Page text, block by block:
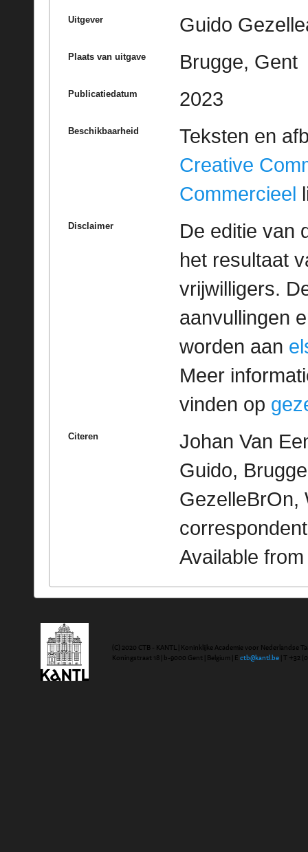
Uitgever Guido
Plaats van uitgave Brugge, Gent
Publicatiedatum 2023
Beschikbaarheid
Teksten en
Creative
Commercieel
Disclaimer
De editie van
het resultaat
vrijwilligers.
aanvullingen
worden aan
Meer
vinden op
Citeren
Johan Van
Guido,
GezelleBrOn,
Available
(C) 2020 CTB - KANTL | Koninklijke Academie voor Nederlandse
Koningstraat 18 | b-9000 Gent | Belgium | E ctb@kantl.be | T +32